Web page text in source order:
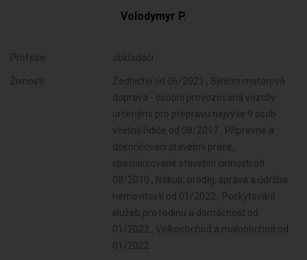
Volodymyr P.
Profese: obkladači
Živnosti:
Zednictví od 06/2021 , Silniční motorová
doprava - osobní provozovaná vozidly
určenými pro přepravu nejvýše 9 osob
včetně řidiče od 08/2017 , Přípravné a
dokončovací stavební práce,
specializované stavební činnosti od
08/2010 , Nákup, prodej, správa a údržba
nemovitostí od 01/2022 , Poskytování
služeb pro rodinu a domácnost od
01/2022 , Velkoobchod a maloobchod od
01/2022